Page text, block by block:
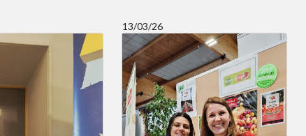
13/03/26